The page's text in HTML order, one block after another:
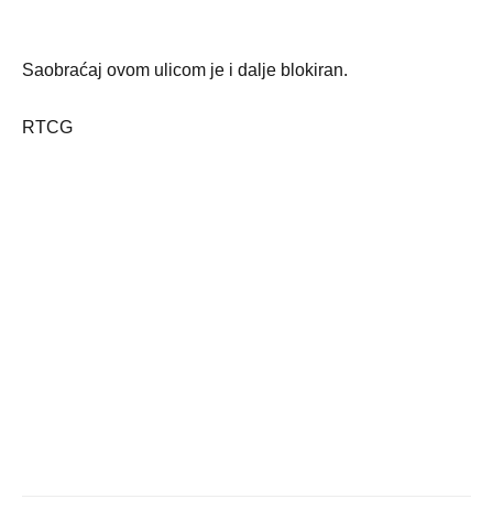
Saobraćaj ovom ulicom je i dalje blokiran.
RTCG